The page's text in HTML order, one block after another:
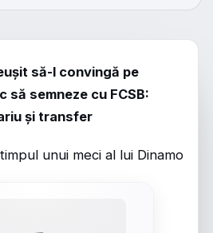
să-l convingă pe
să semneze cu FCSB:
și transfer